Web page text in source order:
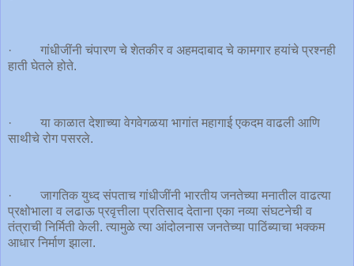
· गांधीजींनी चंपारण चे शेतकीर व अहमदाबाद चे कामगार हयांचे प्रश्नही
हाती घेतले होते.
· या काळात देशाच्या वेगवेगळया भागांत महागाई एकदम वाढली आणि
साथीचे रोग पसरले.
· जागतिक युध्द संपताच गांधीजींनी भारतीय जनतेच्या मनातील वाढत्या
प्रक्षोभाला व लढाऊ प्रवृत्तीला प्रतिसाद देताना एका नव्या संघटनेची व
तंत्राची निर्मिती केली. त्यामुळे त्या आंदोलनास जनतेच्या पाठिंब्याचा भक्कम
आधार निर्माण झाला.